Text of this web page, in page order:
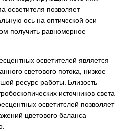
осветителя позволяет
ось на оптической оси
получить равномерное
осветителей является
светового потока, низкое
ресурс работы. Близость
источников света
осветителей позволяет
цветового баланса